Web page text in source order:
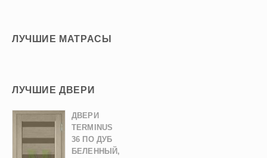
ЛУЧШИЕ МАТРАСЫ
ЛУЧШИЕ ДВЕРИ
ДВЕРИ
TERMINUS
36 ПО ДУБ
БЕЛЕННЫЙ,